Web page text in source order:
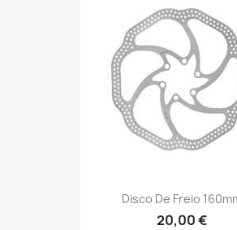
Disco De Freio
20,00 €